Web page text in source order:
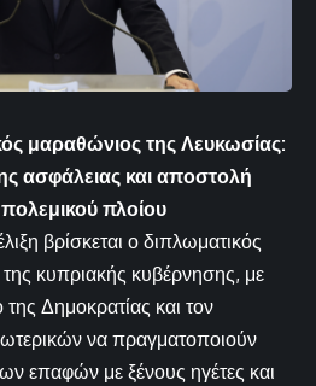
μαραθώνιος της Λευκωσίας:
ασφάλειας και αποστολή
πλοίου
βρίσκεται ο διπλωματικός
κυπριακής κυβέρνησης, με
Δημοκρατίας και τον
να πραγματοποιούν
επαφών με ξένους ηγέτες και